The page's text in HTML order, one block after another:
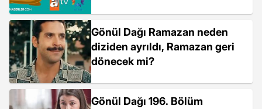
Gönül Dağı Ramazan neden
diziden ayrıldı, Ramazan geri
dönecek mi?
Gönül Dağı 196. Bölüm